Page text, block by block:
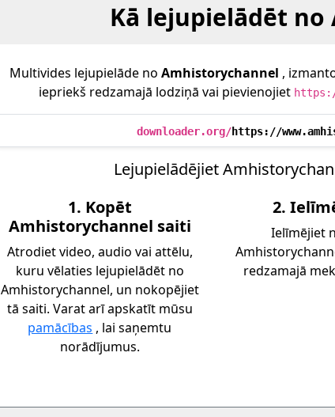
Kā lejupielādēt
Multivides lejupielāde no Amhistorychannel ,
iepriekš redzamajā lodziņā vai pievienojiet
downloader.org/https://
Lejupielādējiet
1. Kopēt
Amhistorychannel saiti
Atrodiet video, audio vai attēlu,
kuru vēlaties lejupielādēt no
Amhistorychannel, un nokopējiet
tā saiti. Varat arī apskatīt mūsu
pamācības , lai saņemtu
norādījumus.
2.
Ielīmējiet
redzamajā